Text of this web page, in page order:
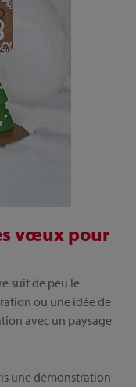
vœux pour
suit de peu le
ou une idée de
avec un paysage
une démonstration